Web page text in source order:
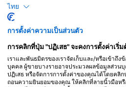
J F M A
ไทย
การตั้งค่าความเป็นส่วนตัว
การคลิกที่ปุ่ม "ปฏิเสธ" จะคงการตั้งค่าเริ่
เราและพันธมิตรของเราจัดเก็บและ/หรือเข้าถึ
บุคคล ผู้ขายบางรายอาจประมวลผลข้อมูลส่ว
ปฏิเสธ หรือจัดการการตั้งค่าของคุณได้โดยคลิ
ถอนความยินยอมของคุณ ให้คลิกที่ลายนิ้วมือห